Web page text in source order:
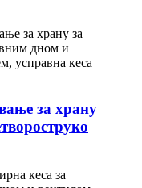
за храну